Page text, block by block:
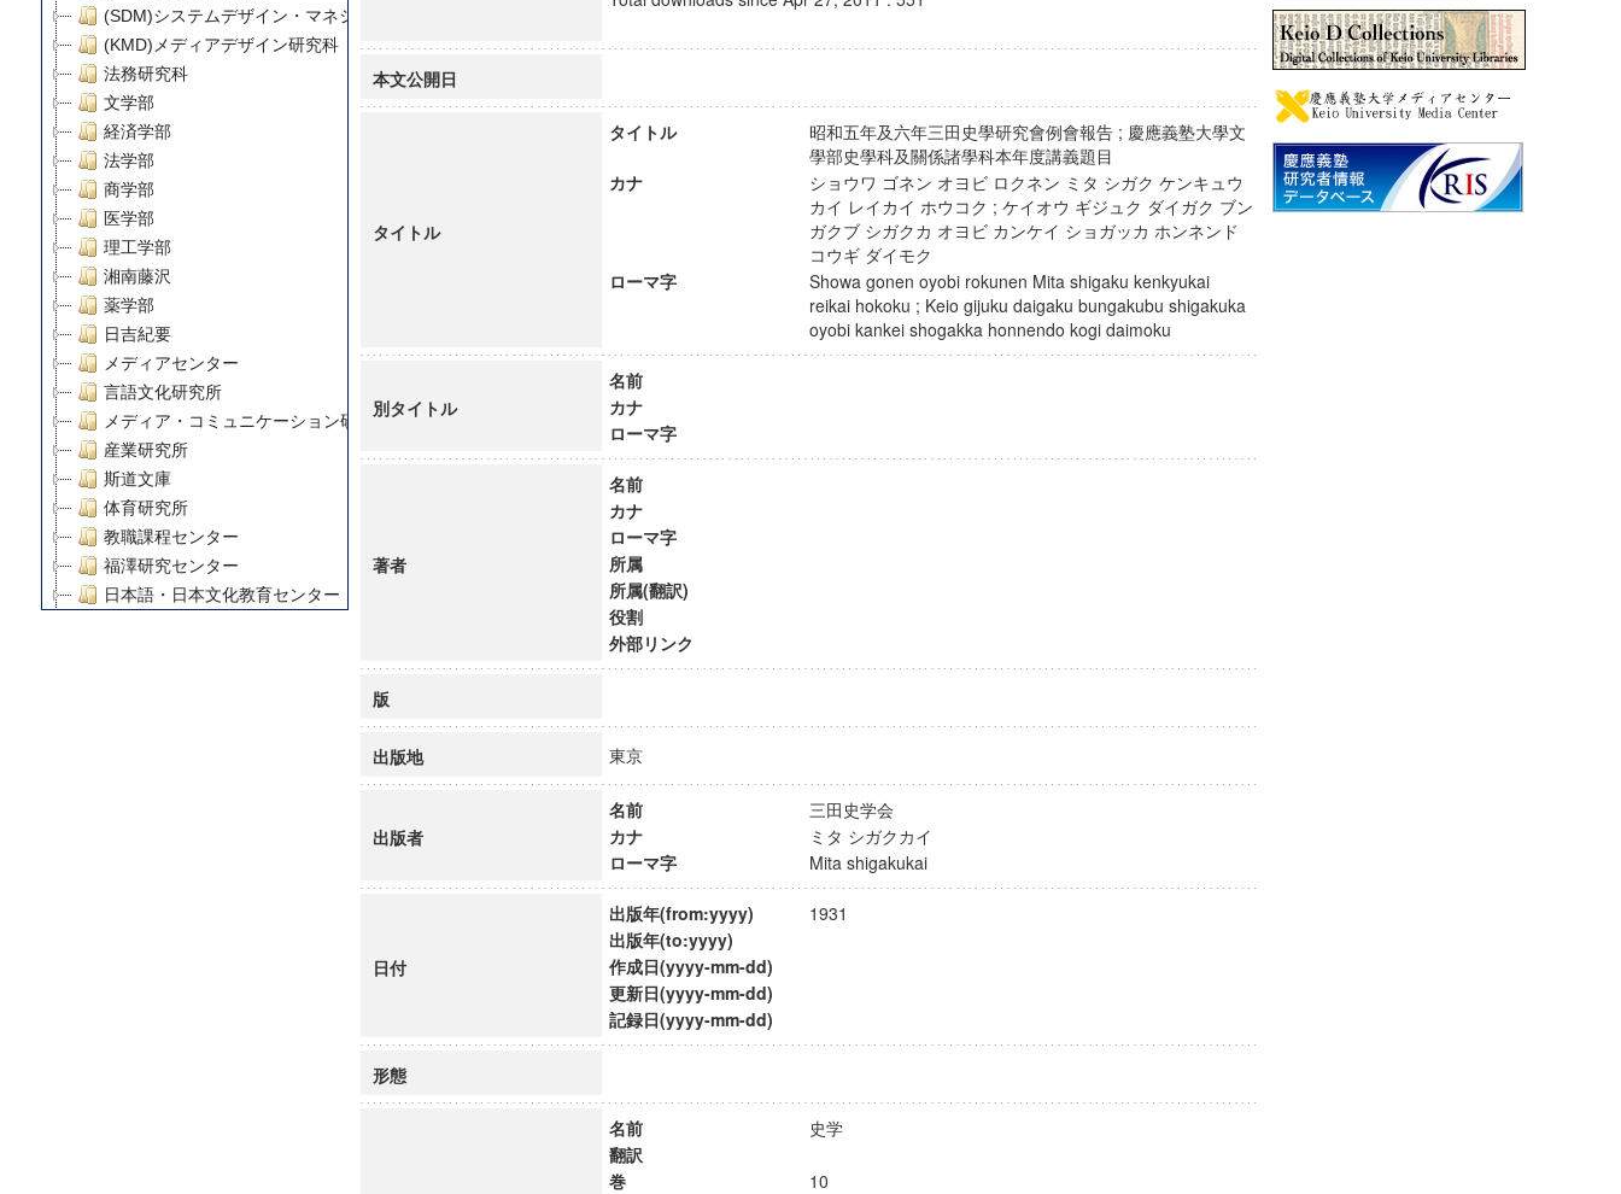
(SDM)システムデザイン・マネジメント研究科
(KMD)メディアデザイン研究科
法務研究科
文学部
経済学部
法学部
商学部
医学部
理工学部
湘南藤沢
薬学部
日吉紀要
メディアセンター
言語文化研究所
メディア・コミュニケーション研究所
産業研究所
斯道文庫
体育研究所
教職課程センター
福澤研究センター
日本語・日本文化教育センター
グローバルリサーチインスティテュート
慶應義塾大学グローバルCOEプログラム市民社会ガバナンス教育研究センター
慶應義塾大学グローバルCOEプログラム論理と感性の先端的教育研究拠点
博士課程教育リーディングプログラム「超成熟社会発展のサイエンス」
本文公開日
タイトル
タイトル
昭和五年及六年三田史學研究會例會報告 ; 慶應義塾大學文
學部史學科及關係諸學科本年度講義題目
カナ
ショウワ ゴネン オヨビ ロクネン ミタ シガク ケンキュウ
カイ レイカイ ホウコク ; ケイオウ ギジュク ダイガク ブン
ガクブ シガクカ オヨビ カンケイ ショガッカ ホンネンド
コウギ ダイモク
ローマ字
Showa gonen oyobi rokunen Mita shigaku kenkyukai
reikai hokoku ; Keio gijuku daigaku bungakubu shigakuka
oyobi kankei shogakka honnendo kogi daimoku
別タイトル
名前
カナ
ローマ字
著者
名前
カナ
ローマ字
所属
所属(翻訳)
役割
外部リンク
版
出版地 東京
出版者
名前
三田史学会
カナ
ミタ シガクカイ
ローマ字
Mita shigakukai
日付
出版年(from:yyyy)
1931
出版年(to:yyyy)
作成日(yyyy-mm-dd)
更新日(yyyy-mm-dd)
記録日(yyyy-mm-dd)
形態
名前
史学
翻訳
巻
10